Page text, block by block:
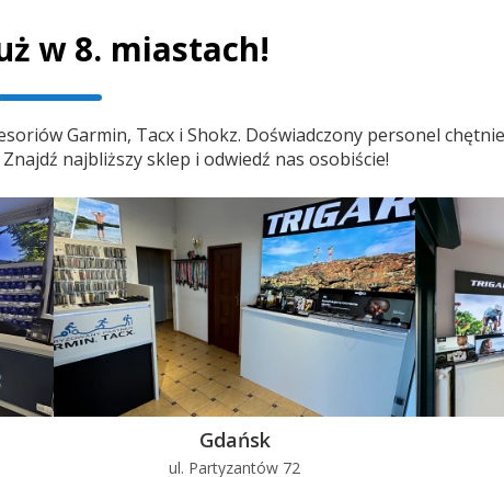
w 8. miastach!
Garmin, Tacx i Shokz. Doświadczony personel
najbliższy sklep i odwiedź nas osobiście!
Gdańsk
ul. Partyzantów 72